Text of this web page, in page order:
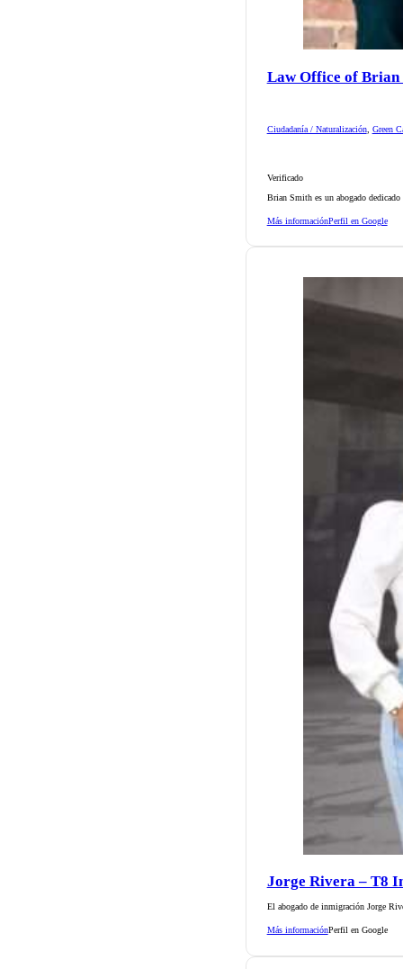
Law Office of Brian
Ciudadanía / Naturalización, Green
Verificado
Brian Smith es un abogado
Más informaciónPerfil en Google
Jorge Rivera – T8
El abogado de inmigración Jorge
Más informaciónPerfil en Google